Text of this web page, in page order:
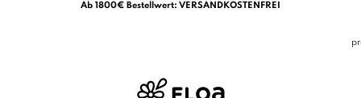
Ab 1800€ Bestellwert: VERSANDKOSTENFREI